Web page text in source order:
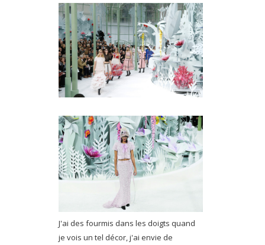
J'ai des fourmis dans les doigts quand
je vois un tel décor, j'ai envie de